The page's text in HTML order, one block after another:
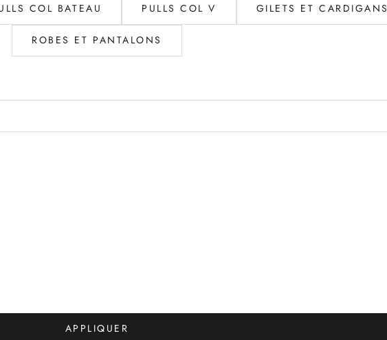
COL BATEAU PULLS COL V GILETS ET CARDIGANS
ROBES ET PANTALONS
APPLIQUER